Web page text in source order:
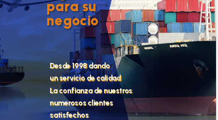
para su
negocio
Desde 1998 dando
un servicio de calidad
La confianza de nuestros
numerosos clientes
satisfechos